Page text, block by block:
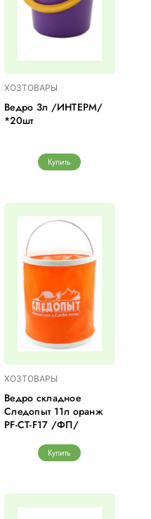
ХОЗТОВАРЫ
Ведро 3л /ИНТЕРМ/
*20шт
Купить
ХОЗТОВАРЫ
Ведро складное
Следопыт 11л оранж
PF-CT-F17 /ФП/
Купить